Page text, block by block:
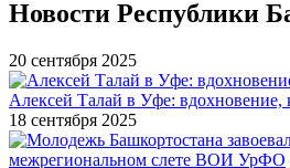
Новости Республики
20 сентября 2025
Алексей Талай в Уфе: вдохновение,
18 сентября 2025